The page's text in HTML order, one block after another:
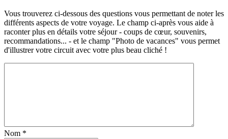
Vous trouverez ci-dessous des questions vous permettant de noter les
différents aspects de votre voyage. Le champ ci-après vous aide à
raconter plus en détails votre séjour - coups de cœur, souvenirs,
recommandations... - et le champ "Photo de vacances" vous permet
d'illustrer votre circuit avec votre plus beau cliché !
Nom *